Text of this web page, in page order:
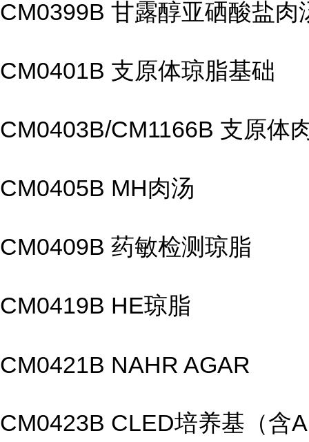
CM0399B 甘露醇亚硒酸盐肉
CM0401B 支原体琼脂基础
CM0403B/CM1166B 支原体
CM0405B MH肉汤
CM0409B 药敏检测琼脂
CM0419B HE琼脂
CM0421B NAHR AGAR
CM0423B CLED培养基（含